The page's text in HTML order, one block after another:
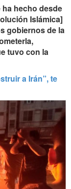
ha hecho desde
Islámica]
gobiernos de la
tuvo con la
a Irán”, te